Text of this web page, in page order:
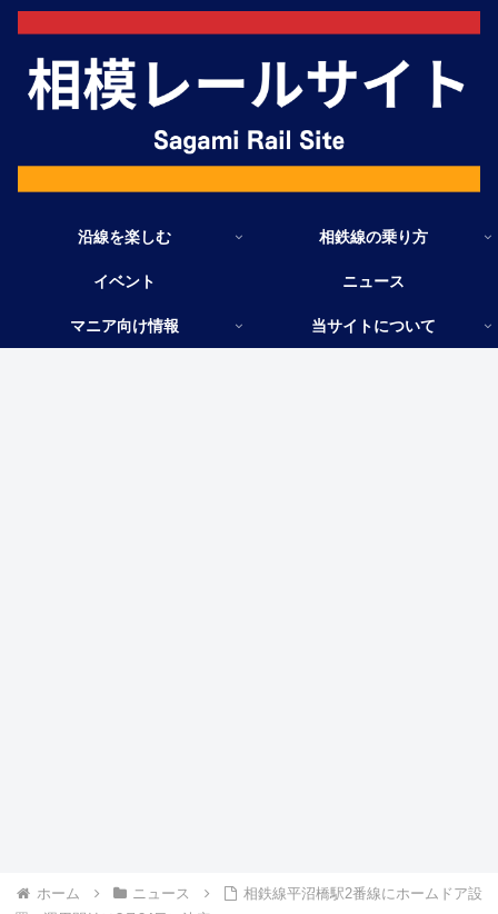
沿線を楽しむ 相鉄線の乗り方
イベント ニュース
マニア向け情報 当サイトについて
ホーム ニュース
相鉄線平沼橋駅2番線にホームドア設